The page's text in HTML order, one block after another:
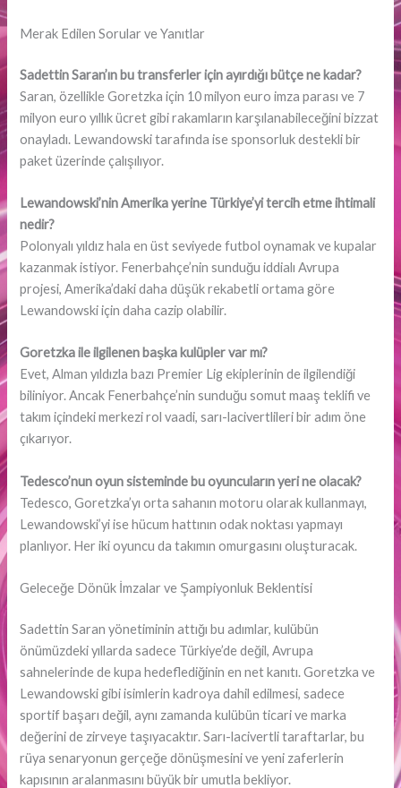
Merak Edilen Sorular ve Yanıtlar
Sadettin Saran’ın bu transferler için ayırdığı bütçe ne kadar?
Saran, özellikle Goretzka için 10 milyon euro imza parası ve 7
milyon euro yıllık ücret gibi rakamların karşılanabileceğini bizzat
onayladı. Lewandowski tarafında ise sponsorluk destekli bir
paket üzerinde çalışılıyor.
Lewandowski’nin Amerika yerine Türkiye’yi tercih etme ihtimali
nedir?
Polonyalı yıldız hala en üst seviyede futbol oynamak ve kupalar
kazanmak istiyor. Fenerbahçe’nin sunduğu iddialı Avrupa
projesi, Amerika’daki daha düşük rekabetli ortama göre
Lewandowski için daha cazip olabilir.
Goretzka ile ilgilenen başka kulüpler var mı?
Evet, Alman yıldızla bazı Premier Lig ekiplerinin de ilgilendiği
biliniyor. Ancak Fenerbahçe’nin sunduğu somut maaş teklifi ve
takım içindeki merkezi rol vaadi, sarı-lacivertlileri bir adım öne
çıkarıyor.
Tedesco’nun oyun sisteminde bu oyuncuların yeri ne olacak?
Tedesco, Goretzka’yı orta sahanın motoru olarak kullanmayı,
Lewandowski’yi ise hücum hattının odak noktası yapmayı
planlıyor. Her iki oyuncu da takımın omurgasını oluşturacak.
Geleceğe Dönük İmzalar ve Şampiyonluk Beklentisi
Sadettin Saran yönetiminin attığı bu adımlar, kulübün
önümüzdeki yıllarda sadece Türkiye’de değil, Avrupa
sahnelerinde de kupa hedeflediğinin en net kanıtı. Goretzka ve
Lewandowski gibi isimlerin kadroya dahil edilmesi, sadece
sportif başarı değil, aynı zamanda kulübün ticari ve marka
değerini de zirveye taşıyacaktır. Sarı-lacivertli taraftarlar, bu
rüya senaryonun gerçeğe dönüşmesini ve yeni zaferlerin
kapısının aralanmasını büyük bir umutla bekliyor.